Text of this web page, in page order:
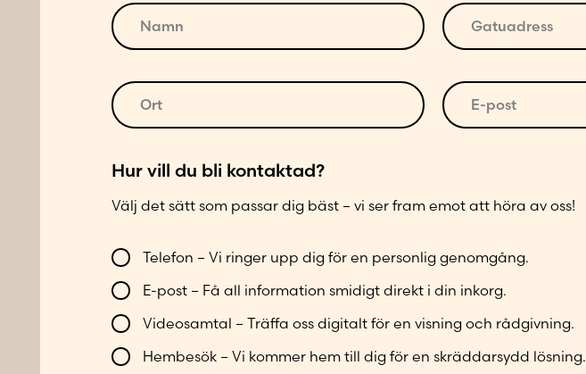
N
a
n
*
G
a
u
a
d
s
O
r
*
E
-
t
*
e
e
f
o
n
n
Hur vill du bli kontaktad?
Välj det sätt som passar dig bäst – vi ser fram emot att höra av oss!
V
l
l
b
l
Telefon – Vi ringer upp dig för en personlig genomgång.
E-post – Få all information smidigt direkt i din inkorg.
Videosamtal – Träffa oss digitalt för en visning och rådgivning.
Hembesök – Vi kommer hem till dig för en skräddarsydd lösning.